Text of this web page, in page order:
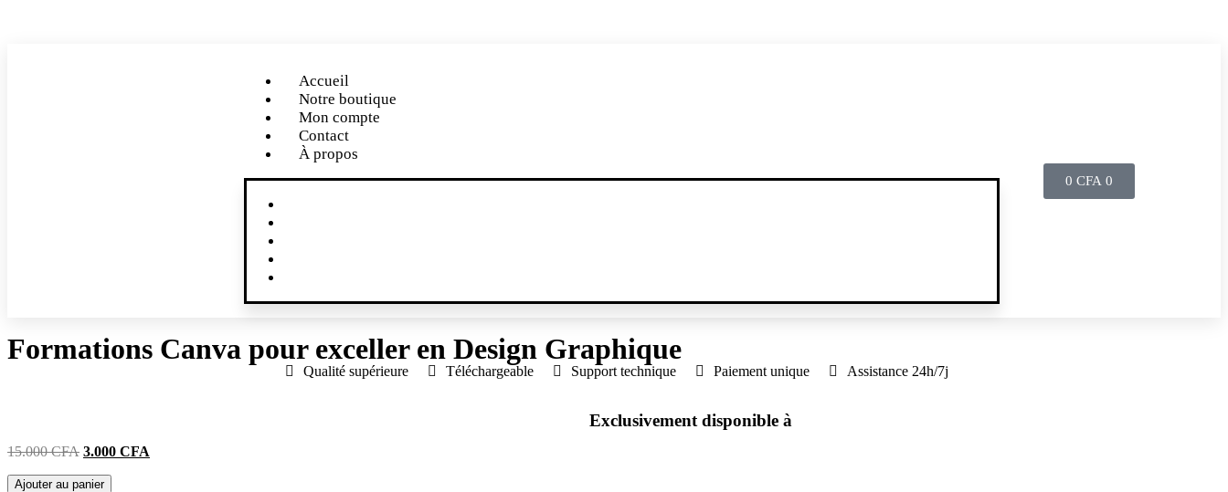
Accueil
Notre boutique
Mon compte
Contact
À propos
0 CFA 0
Formations Canva pour exceller en Design Graphique
Qualité supérieure Téléchargeable Support technique Paiement unique Assistance 24h/7j
Exclusivement disponible à
15.000CFA 3.000 CFA
Ajouter au panier